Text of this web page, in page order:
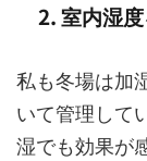
2. 室内湿
私も冬場は加
いて管理して
湿でも効果が